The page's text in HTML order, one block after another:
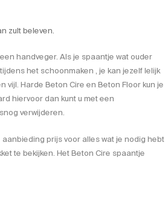
zult beleven.
handveger. Als je spaantje wat ouder
het schoonmaken , je kan jezelf lelijk
vijl. Harde Beton Cire en Beton Floor kun je
hiervoor dan kunt u met een
verwijderen.
prijs voor alles wat je nodig hebt
te bekijken. Het Beton Cire spaantje